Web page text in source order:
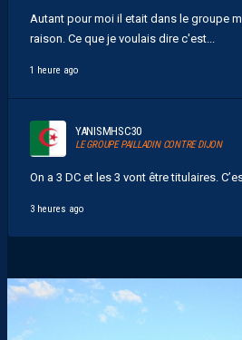
Autant pour moi il etait dans le groupe
raison. Ce que je voulais dire c'est...
1 heure ago
YANISMHSC30
LE GROUPE PAILLADIN CONTRE DIJON
On a 3 DC et les 3 vont être titulaires.
3 heures ago